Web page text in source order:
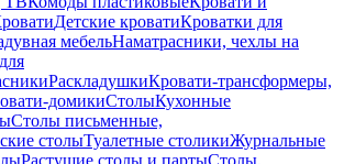
Детские кроватиКроватки для
мебельНаматрасники, чехлы на
РаскладушкиКровати-трансформеры,
домикиСтолыКухонные
Столы письменные,
столыТуалетные столикиЖурнальные
Растущие столы и партыСтолы,